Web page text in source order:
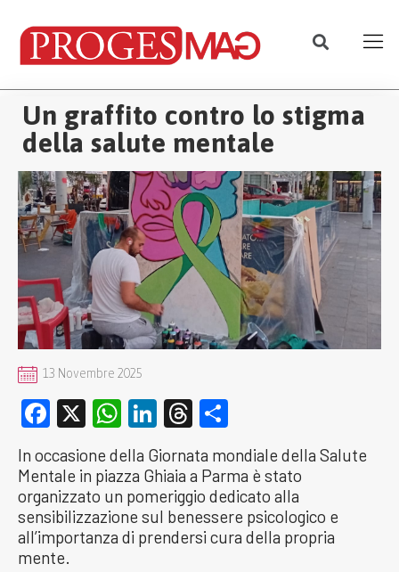
Un graffito contro lo stigma
della salute mentale
13 Novembre 2025
Facebook
X WhatsApp
LinkedIn
Threads
In occasione della Giornata mondiale della Salute
Mentale in piazza Ghiaia a Parma è stato
organizzato un pomeriggio dedicato alla
sensibilizzazione sul benessere psicologico e
all’importanza di prendersi cura della propria
mente.